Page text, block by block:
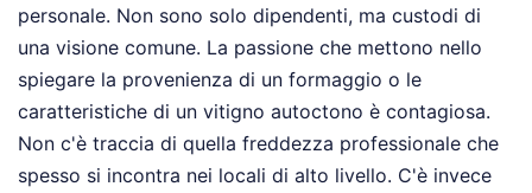
personale. Non sono solo dipendenti, ma custodi di
una visione comune. La passione che mettono nello
spiegare la provenienza di un formaggio o le
caratteristiche di un vitigno autoctono è contagiosa.
Non c'è traccia di quella freddezza professionale che
spesso si incontra nei locali di alto livello. C'è invece